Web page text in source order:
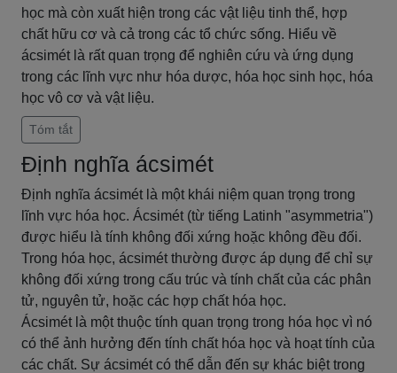
học mà còn xuất hiện trong các vật liệu tinh thể, hợp
chất hữu cơ và cả trong các tổ chức sống. Hiểu về
ácsimét là rất quan trọng để nghiên cứu và ứng dụng
trong các lĩnh vực như hóa dược, hóa học sinh học, hóa
học vô cơ và vật liệu.
Tóm tắt
Định nghĩa ácsimét
Định nghĩa ácsimét là một khái niệm quan trọng trong
lĩnh vực hóa học. Ácsimét (từ tiếng Latinh "asymmetria")
được hiểu là tính không đối xứng hoặc không đều đối.
Trong hóa học, ácsimét thường được áp dụng để chỉ sự
không đối xứng trong cấu trúc và tính chất của các phân
tử, nguyên tử, hoặc các hợp chất hóa học.
Ácsimét là một thuộc tính quan trọng trong hóa học vì nó
có thể ảnh hưởng đến tính chất hóa học và hoạt tính của
các chất. Sự ácsimét có thể dẫn đến sự khác biệt trong